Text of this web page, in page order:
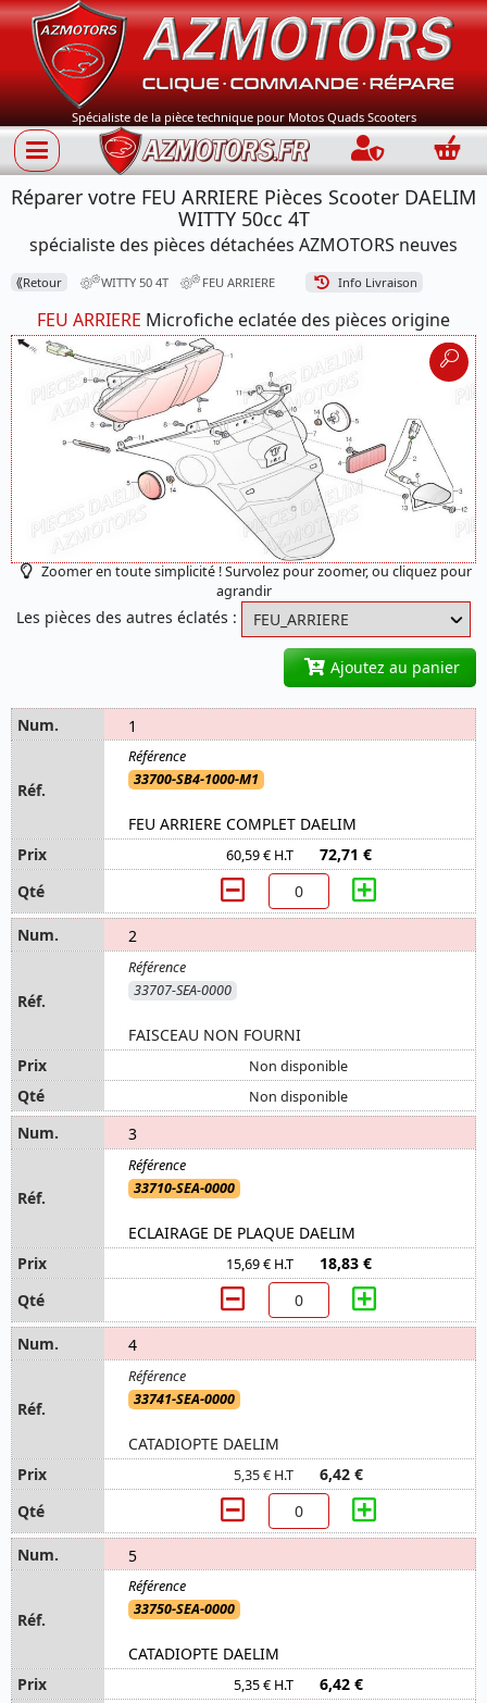
Spécialiste de la pièce technique pour Motos Quads Scooters
Connection
Réparer votre FEU ARRIERE Pièces Scooter DAELIM
WITTY 50cc 4T
spécialiste des pièces détachées AZMOTORS neuves
⟪Retour WITTY 50 4T FEU ARRIERE Info Livraison
FEU ARRIERE Microfiche eclatée des pièces origine
Zoomer en toute simplicité ! Survolez pour zoomer, ou cliquez pour
agrandir
Les pièces des autres éclatés :
Ajoutez au panier
1
33700-SB4-1000-M1
FEU ARRIERE COMPLET DAELIM
60,59 € H.T 72,71 €
2
33707-SEA-0000
FAISCEAU NON FOURNI
Non disponible
Non disponible
3
33710-SEA-0000
ECLAIRAGE DE PLAQUE DAELIM
15,69 € H.T 18,83 €
4
33741-SEA-0000
CATADIOPTE DAELIM
5,35 € H.T 6,42 €
5
33750-SEA-0000
CATADIOPTE DAELIM
5,35 € H.T 6,42 €